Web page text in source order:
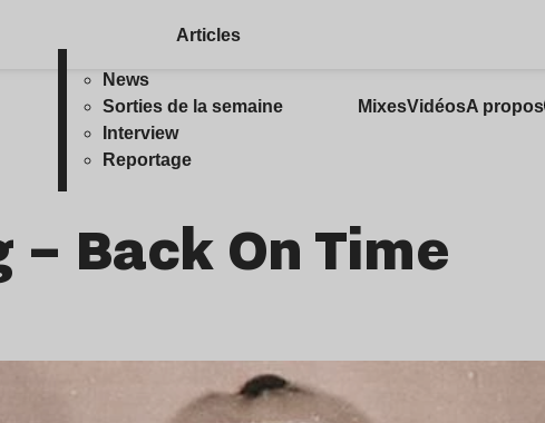
Articles
News
Sorties de la semaine
Interview
Reportage
MixesVidéosA propos
Back On Time